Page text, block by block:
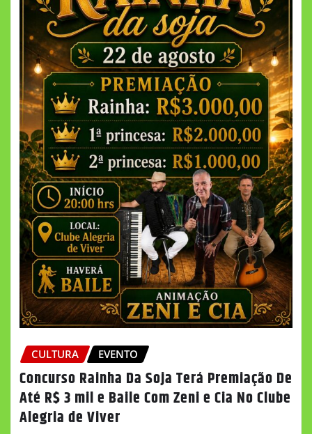
CULTURA EVENTO
Concurso Rainha Da Soja Terá Premiação De
Até R$ 3 mil e Baile Com Zeni e Cia No Clube
Alegria de Viver